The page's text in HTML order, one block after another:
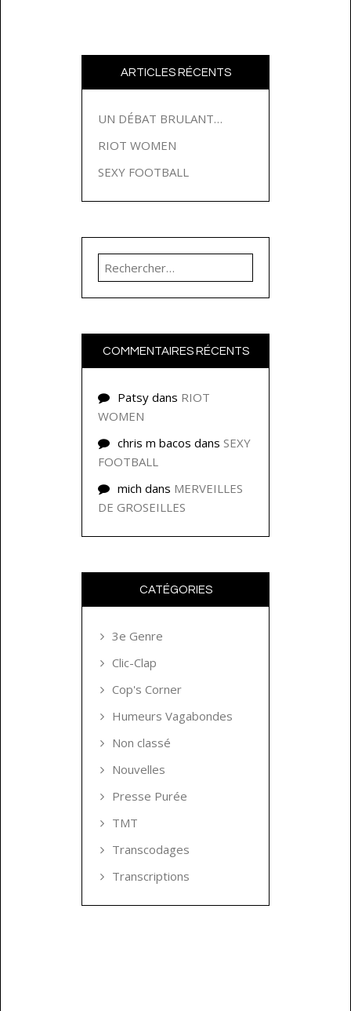
ARTICLES RÉCENTS
UN DÉBAT BRULANT…
RIOT WOMEN
SEXY FOOTBALL
Rechercher :
COMMENTAIRES RÉCENTS
Patsy dans RIOT
WOMEN
chris m bacos dans SEXY
FOOTBALL
mich dans MERVEILLES
DE GROSEILLES
CATÉGORIES
3e Genre
Clic-Clap
Cop's Corner
Humeurs Vagabondes
Non classé
Nouvelles
Presse Purée
TMT
Transcodages
Transcriptions